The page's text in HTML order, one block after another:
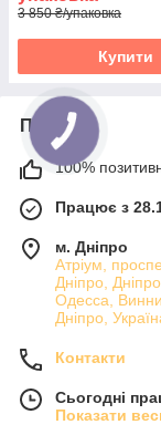
3 850 ₴/упаковка
Купити
Про нас
100%
Працює з
м. Дніпро
Атріум,
Дніпро,
Одесса,
Дніпро,
Контакти
Сьогодні
Показати